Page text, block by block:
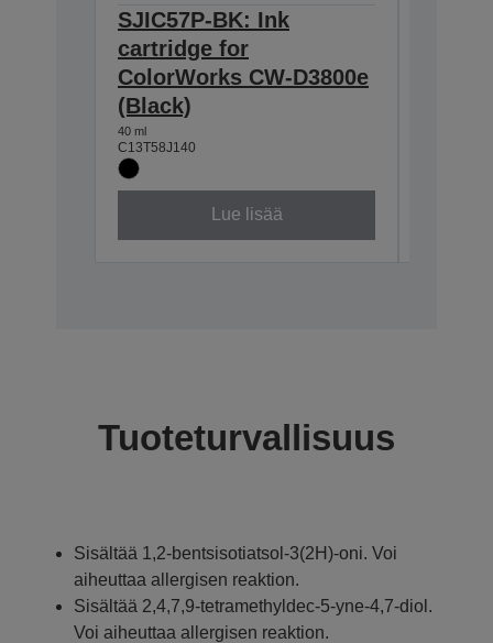
SJIC57P-BK: Ink
cartridge for
ColorWorks CW-D3800e
(Black)
40 ml
C13T58J140
Lue lisää
Tuoteturvallisuus
Sisältää 1,2-bentsisotiatsol-3(2H)-oni. Voi
aiheuttaa allergisen reaktion.
Sisältää 2,4,7,9-tetramethyldec-5-yne-4,7-diol.
Voi aiheuttaa allergisen reaktion.